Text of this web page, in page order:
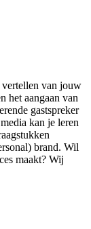
van jouw
het aangaan van
gastspreker
kan je leren
brand. Wil
maakt? Wij